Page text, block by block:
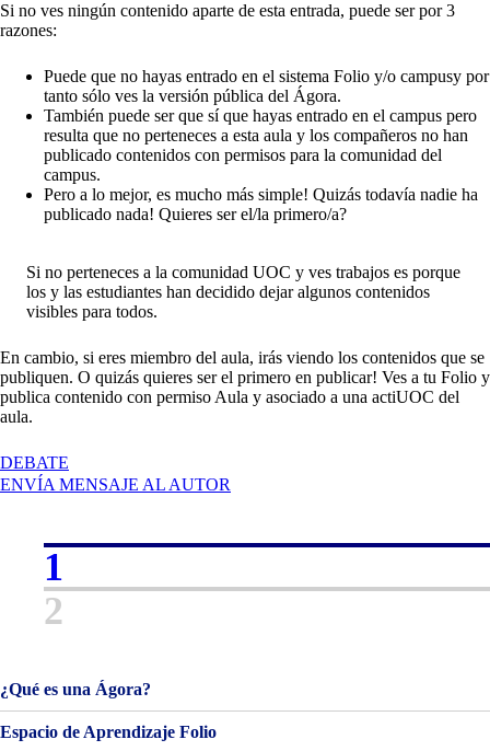
Si no ves ningún contenido aparte de esta entrada, puede ser por 3
razones:
Puede que no hayas entrado en el sistema Folio y/o campusy por
tanto sólo ves la versión pública del Ágora.
También puede ser que sí que hayas entrado en el campus pero
resulta que no perteneces a esta aula y los compañeros no han
publicado contenidos con permisos para la comunidad del
campus.
Pero a lo mejor, es mucho más simple! Quizás todavía nadie ha
publicado nada! Quieres ser el/la primero/a?
Si no perteneces a la comunidad UOC y ves trabajos es porque
los y las estudiantes han decidido dejar algunos contenidos
visibles para todos.
En cambio, si eres miembro del aula, irás viendo los contenidos que se
publiquen. O quizás quieres ser el primero en publicar! Ves a tu Folio y
publica contenido con permiso Aula y asociado a una actiUOC del
aula.
DEBATE
BIENVENIDOS
ENVÍA MENSAJE AL AUTOR
1
2
¿Qué es una Ágora?
Espacio de Aprendizaje Folio